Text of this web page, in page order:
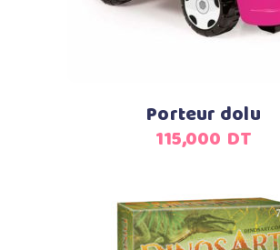
Porteur dolu
115,000 DT